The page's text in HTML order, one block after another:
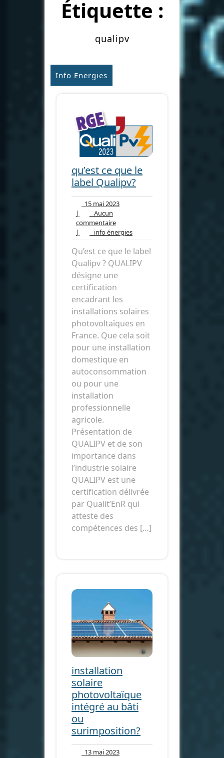
Étiquette :
qualipv
Info Energies
qu’est ce que le
label Qualipv?
15 mai 202315
|
Aucun
commentaireAucun
commentaire
| info énergiesinfo
énergies
Qu’est ce que le label
Qualipv ? QUALIPV
désigne une
certification
encadrant les
installations solaires
photovoltaïques en
France. Que cela soit
pour une installation
domestique en
autoconsommation
ou pour une
installation
professionnelle
agricole.
Présentation de
QUALIPV et de son
importance dans
l’industrie solaire
QUALIPV est une
certification délivrée
par Qualit’EnR qui
atteste des
compétences des […]
installation
solaire
photovoltaïque
intégré au bâti
ou
surimposition?
13 mai 202313